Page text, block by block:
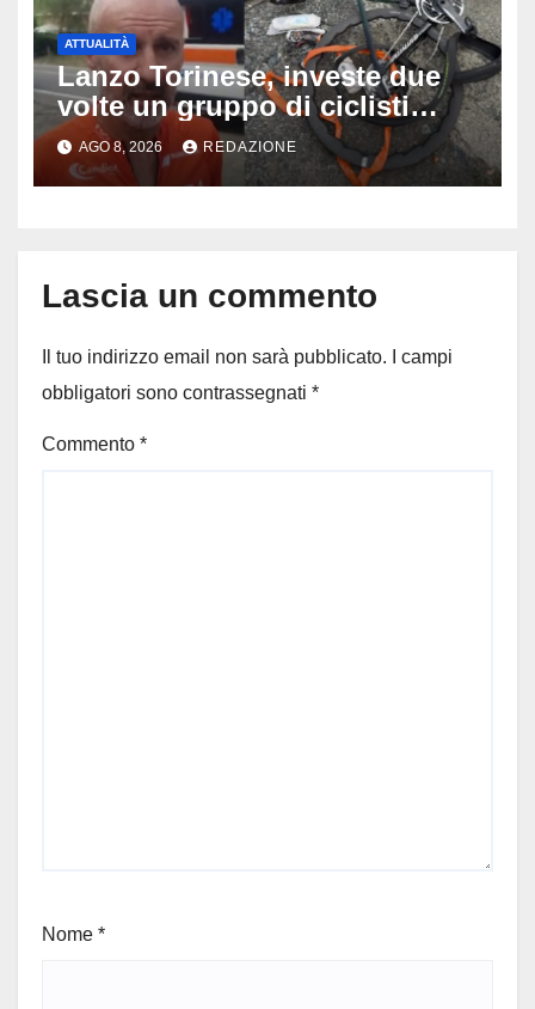
ATTUALITÀ
Lanzo Torinese, investe due
volte un gruppo di ciclisti
dopo una lite: arrestato
73enne, il racconto choc di un
ferito
AGO 8, 2026 REDAZIONE
Lascia un commento
Il tuo indirizzo email non sarà pubblicato.
I campi
obbligatori sono contrassegnati *
Commento *
Nome *